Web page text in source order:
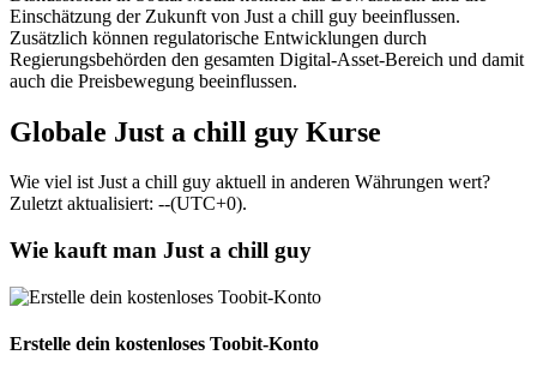
Einschätzung der Zukunft von Just a chill guy beeinflussen.
Zusätzlich können regulatorische Entwicklungen durch
Regierungsbehörden den gesamten Digital-Asset-Bereich und damit
auch die Preisbewegung beeinflussen.
Globale Just a chill guy Kurse
Wie viel ist Just a chill guy aktuell in anderen Währungen wert?
Zuletzt aktualisiert: --(UTC+0).
Wie kauft man Just a chill guy
Erstelle dein kostenloses Toobit-Konto